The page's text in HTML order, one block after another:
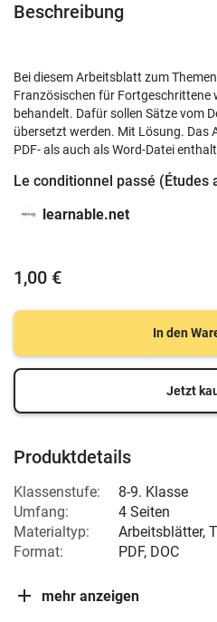
Beschreibung
Bei diesem Arbeitsblatt zum
Französischen für Fortgeschrittene
behandelt. Dafür sollen Sätze vom
übersetzt werden. Mit Lösung. Das
PDF- als auch als Word-Datei
Le conditionnel passé (Études
learnable.net
1,00 €
In den
Jetzt
Produktdetails
Klassenstufe:
8-9. Klasse
Umfang:
4 Seiten
Materialtyp:
Arbeitsblätter,
Format:
PDF, DOC
mehr anzeigen